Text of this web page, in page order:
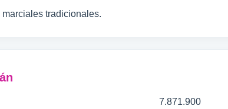
tradicionales.
7.871.900